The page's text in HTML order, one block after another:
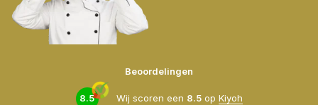
Beoordelingen
8.5 Wij scoren een 8.5op Kiyoh